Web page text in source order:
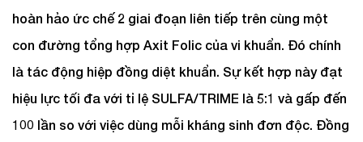
hoàn hảo ức chế 2 giai đoạn liên tiếp trên cùng một
con đường tổng hợp Axit Folic của vi khuẩn. Đó chính
là tác động hiệp đồng diệt khuẩn. Sự kết hợp này đạt
hiệu lực tối đa với tỉ lệ SULFA/TRIME là 5:1 và gấp đến
100 lần so với việc dùng mỗi kháng sinh đơn độc. Đồng